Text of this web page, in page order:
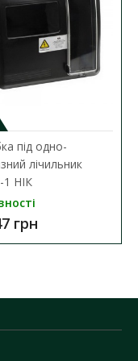
ºС до +85 ºС
мм
під одно-
лічильник
1 НІК
грн